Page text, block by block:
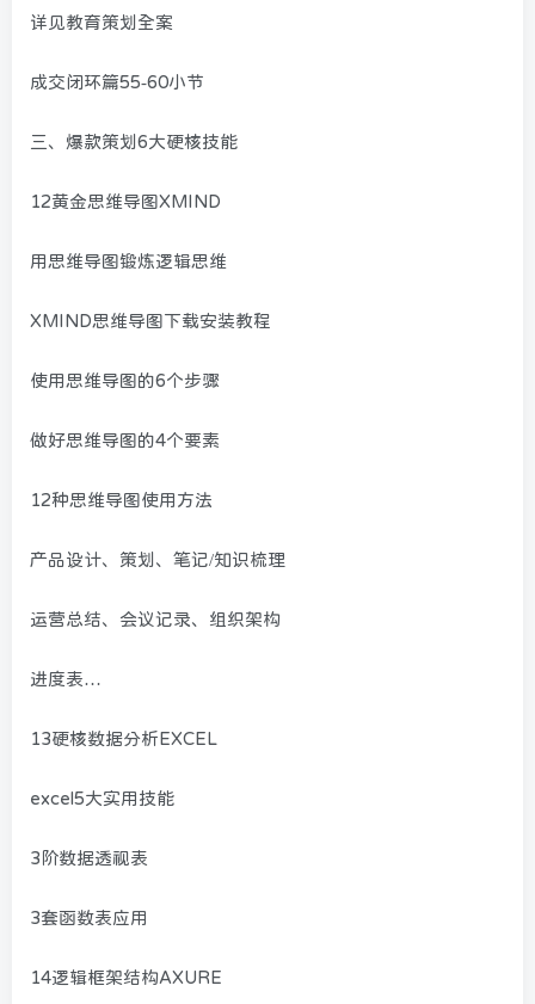
详见教育策划全案
成交闭环篇55-60小节
三、爆款策划6大硬核技能
12黄金思维导图XMIND
用思维导图锻炼逻辑思维
XMIND思维导图下载安装教程
使用思维导图的6个步骤
做好思维导图的4个要素
12种思维导图使用方法
产品设计、策划、笔记/知识梳理
运营总结、会议记录、组织架构
进度表…
13硬核数据分析EXCEL
excel5大实用技能
3阶数据透视表
3套函数表应用
14逻辑框架结构AXURE